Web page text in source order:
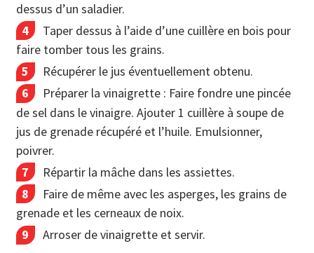
dessus d’un saladier.
Taper dessus à l’aide d’une cuillère en bois pour
faire tomber tous les grains.
Récupérer le jus éventuellement obtenu.
Préparer la vinaigrette : Faire fondre une pincée
de sel dans le vinaigre. Ajouter 1 cuillère à soupe de
jus de grenade récupéré et l’huile. Emulsionner,
poivrer.
Répartir la mâche dans les assiettes.
Faire de même avec les asperges, les grains de
grenade et les cerneaux de noix.
Arroser de vinaigrette et servir.